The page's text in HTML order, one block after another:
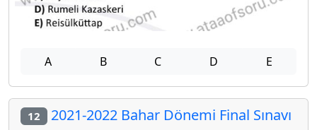
A B C D E
12 2021-2022 Bahar Dönemi Final Sınavı